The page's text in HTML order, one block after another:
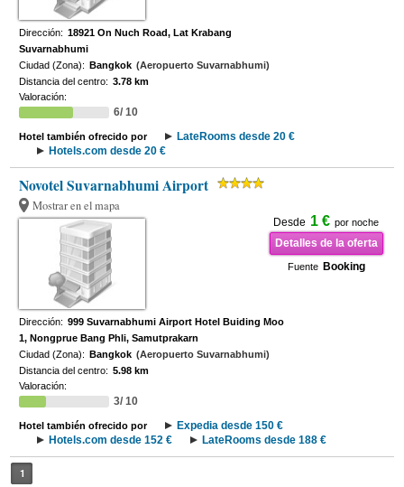
Dirección: 18921 On Nuch Road, Lat Krabang
Suvarnabhumi
Ciudad (Zona): Bangkok (Aeropuerto Suvarnabhumi)
Distancia del centro: 3.78 km
Valoración:
6/ 10
Hotel también ofrecido por
LateRooms desde 20 €
Hotels.com desde 20 €
Novotel Suvarnabhumi Airport
Mostrar en el mapa
Desde 1 € por noche
Detalles de la oferta
Fuente Booking
Dirección: 999 Suvarnabhumi Airport Hotel Buiding Moo
1, Nongprue Bang Phli, Samutprakarn
Ciudad (Zona): Bangkok (Aeropuerto Suvarnabhumi)
Distancia del centro: 5.98 km
Valoración:
3/ 10
Hotel también ofrecido por
Expedia desde 150 €
Hotels.com desde 152 €
LateRooms desde 188 €
1